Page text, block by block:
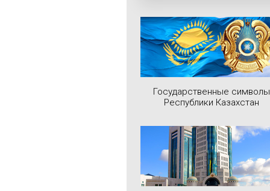
Государственные символы
Республики Казахстан